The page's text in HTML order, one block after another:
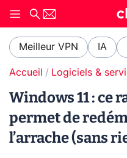
Meilleur VPN IA
Accueil Logiciels &
Windows 11 : ce
permet de
l’arrache (sans